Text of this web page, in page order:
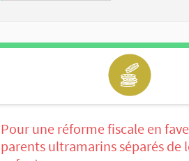
Pour une réforme fiscale en
parents ultramarins séparés de